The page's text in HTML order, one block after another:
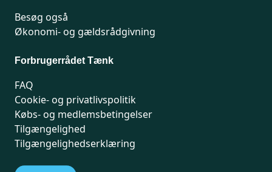
Besøg også
Økonomi- og gældsrådgivning
Forbrugerrådet Tænk
FAQ
Cookie- og privatlivspolitik
Købs- og medlemsbetingelser
Tilgængelighed
Tilgængelighedserklæring